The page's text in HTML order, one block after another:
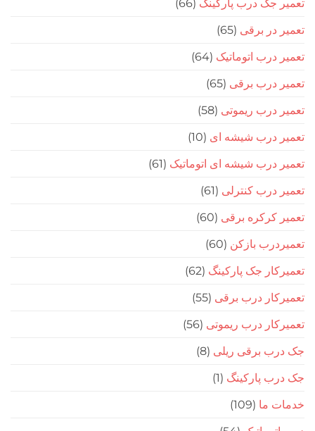
جک درب پارکینگ (66)
برقی (65)
اتوماتیک (64)
درب برقی (65)
درب ریموتی(58)
درب شیشه ای(10)
درب شیشه ای اتوماتیک (61)
درب کنترلی(61)
کرکره برقی(60)
بازکن(60)
جک پارکینگ (62)
درب برقی (55)
درب ریموتی(56)
برقی ریلی(8)
پارکینگ (1)
ما(109)